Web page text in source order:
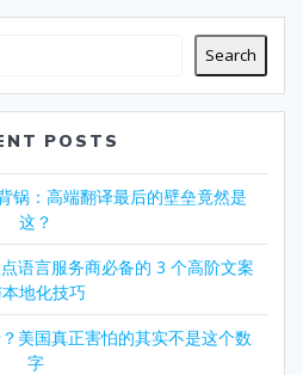
Search
POSTS
锅：高端翻译最后的壁垒竟然是
这？
语言服务商必备的 3 个高阶文案
地化技巧
美国真正害怕的其实不是这个数
字